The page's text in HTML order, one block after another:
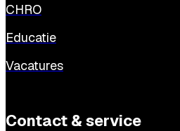
CHRO
Educatie
Vacatures
Contact & service